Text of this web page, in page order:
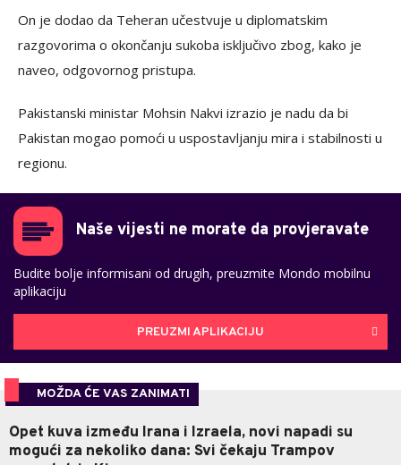
On je dodao da Teheran učestvuje u diplomatskim
razgovorima o okončanju sukoba isključivo zbog, kako je
naveo, odgovornog pristupa.
Pakistanski ministar Mohsin Nakvi izrazio je nadu da bi
Pakistan mogao pomoći u uspostavljanju mira i stabilnosti u
regionu.
Naše vijesti ne morate da provjeravate
Budite bolje informisani od drugih, preuzmite Mondo mobilnu
aplikaciju
PREUZMI APLIKACIJU
MOŽDA ĆE VAS ZANIMATI
Opet kuva između Irana i Izraela, novi napadi su
mogući za nekoliko dana: Svi čekaju Trampov